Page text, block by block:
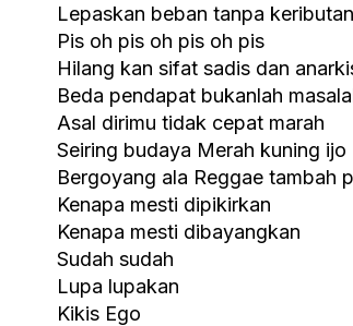
Lepaskan beban tanpa
Pis oh pis oh pis oh pis
Hilang kan sifat sadis dan
Beda pendapat bukanlah
Asal dirimu tidak cepat marah
Seiring budaya Merah kuning ijo
Bergoyang ala Reggae tambah
Kenapa mesti dipikirkan
Kenapa mesti dibayangkan
Sudah sudah
Lupa lupakan
Kikis Ego